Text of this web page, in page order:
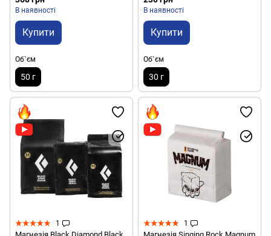
В наявності
Купити
Об`єм
50 г
В наявності
Купити
Об`єм
30 г
1 1